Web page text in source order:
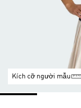
Kích cỡ người mẫu